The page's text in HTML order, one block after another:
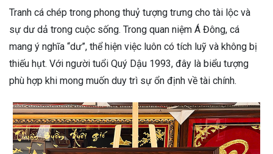
Tranh cá chép trong phong thuỷ tượng trưng cho tài lộc và
sự dư dả trong cuộc sống. Trong quan niệm Á Đông, cá
mang ý nghĩa “dư”, thể hiện việc luôn có tích luỹ và không bị
thiếu hụt. Với người tuổi Quý Dậu 1993, đây là biểu tượng
phù hợp khi mong muốn duy trì sự ổn định về tài chính.